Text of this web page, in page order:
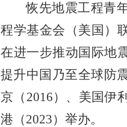
恢先地震工程青
程学基金会（美国）
在进一步推动国际地
提升中国乃至全球防
京（2016）、美国伊
港（2023）举办。